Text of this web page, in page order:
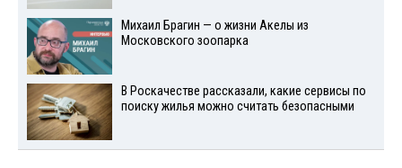
Михаил Брагин — о жизни Акелы из
Московского зоопарка
В Роскачестве рассказали, какие сервисы по
поиску жилья можно считать безопасными